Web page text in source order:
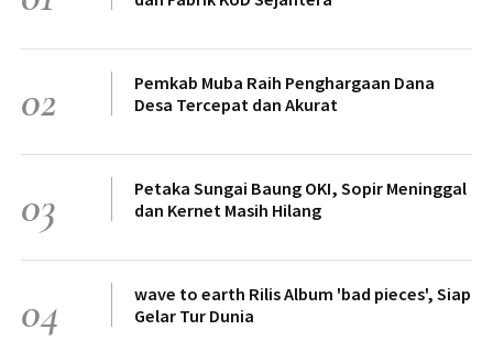
02
Pemkab Muba Raih Penghargaan Dana
Desa Tercepat dan Akurat
03
Petaka Sungai Baung OKI, Sopir Meninggal
dan Kernet Masih Hilang
04
wave to earth Rilis Album 'bad pieces', Siap
Gelar Tur Dunia